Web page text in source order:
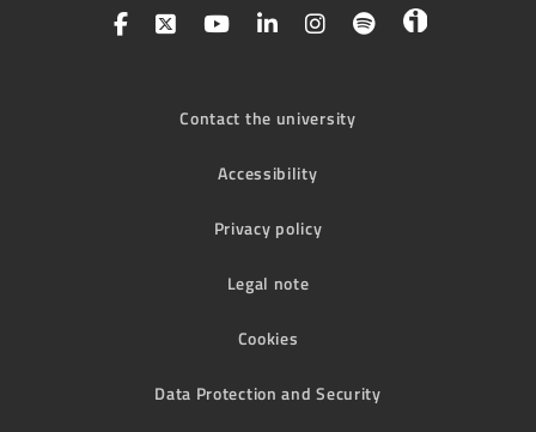
Contact the university
Accessibility
Privacy policy
Legal note
Cookies
Data Protection and Security